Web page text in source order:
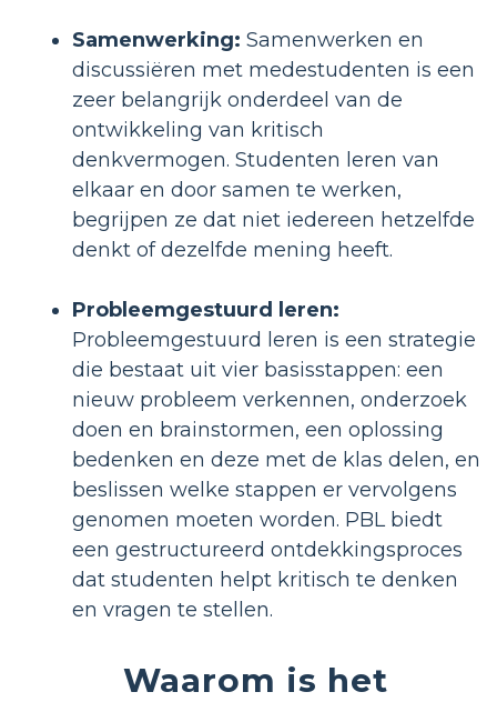
Samenwerking: Samenwerken en
discussiëren met medestudenten is een
zeer belangrijk onderdeel van de
ontwikkeling van kritisch
denkvermogen. Studenten leren van
elkaar en door samen te werken,
begrijpen ze dat niet iedereen hetzelfde
denkt of dezelfde mening heeft.
Probleemgestuurd leren:
Probleemgestuurd leren is een strategie
die bestaat uit vier basisstappen: een
nieuw probleem verkennen, onderzoek
doen en brainstormen, een oplossing
bedenken en deze met de klas delen, en
beslissen welke stappen er vervolgens
genomen moeten worden. PBL biedt
een gestructureerd ontdekkingsproces
dat studenten helpt kritisch te denken
en vragen te stellen.
Waarom is het